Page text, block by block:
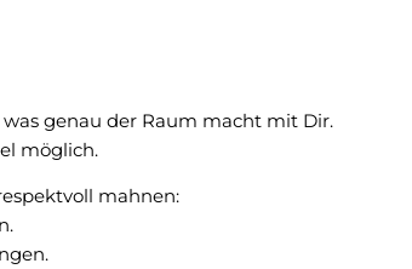
genau der Raum macht mit Dir.
möglich.
mahnen: